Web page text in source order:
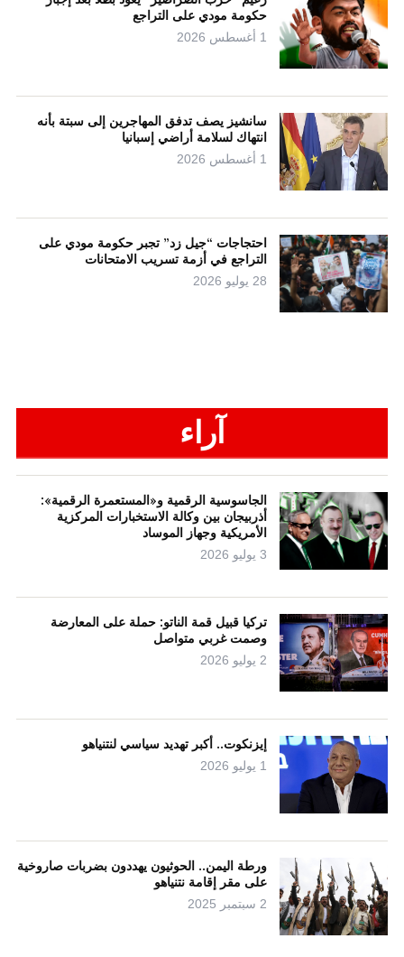
حكومة مودي على التراجع
1 أغسطس 2026
سانشيز يصف تدفق المهاجرين إلى سبتة بأنه
انتهاك لسلامة أراضي إسبانيا
1 أغسطس 2026
احتجاجات “جيل زد” تجبر حكومة مودي على
التراجع في أزمة تسريب الامتحانات
28 يوليو 2026
آراء
الجاسوسية الرقمية و«المستعمرة الرقمية»:
أذربيجان بين وكالة الاستخبارات المركزية
الأمريكية وجهاز الموساد
3 يوليو 2026
تركيا قبيل قمة الناتو: حملة على المعارضة
وصمت غربي متواصل
2 يوليو 2026
إيزنكوت.. أكبر تهديد سياسي لنتنياهو
1 يوليو 2026
ورطة اليمن.. الحوثيون يهددون بضربات صاروخية
على مقر إقامة نتنياهو
2 سبتمبر 2025